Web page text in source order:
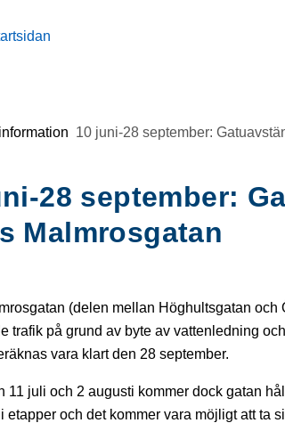
10 juni-28 september:
28 september:
Malmrosgatan
(delen mellan Höghultsgatan och
trafik på grund av byte av vattenledning
vara klart den 28 september.
11 juli och 2 augusti kommer dock gatan
etapper och det kommer vara möjligt att ta